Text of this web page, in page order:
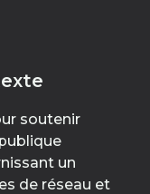
soutenir
un
de réseau et